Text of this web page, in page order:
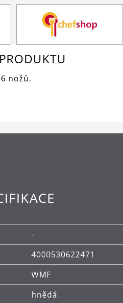
nožů.
-
4000530622471
WMF
hnědá